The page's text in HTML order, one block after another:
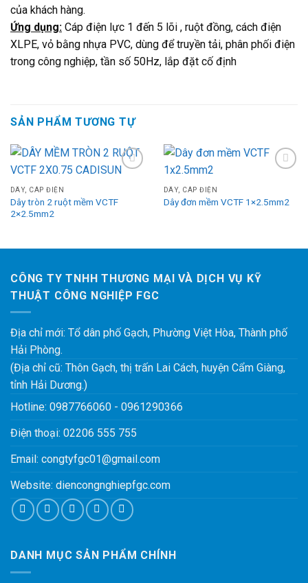
của khách hàng.
Ứng dụng: Cáp điện lực 1 đến 5 lõi , ruột đồng, cách điện
XLPE, vỏ bằng nhựa PVC, dùng để truyền tải, phân phối điện
trong công nghiệp, tần số 50Hz, lắp đặt cố định
SẢN PHẨM TƯƠNG TỰ
wishlist
DÂY, CÁP ĐIỆN
Dây tròn 2 ruột mềm VCTF
2×2.5mm2
wishlist
DÂY, CÁP ĐIỆN
Dây đơn mềm VCTF 1×2.5mm2
CÔNG TY TNHH THƯƠNG MẠI VÀ DỊCH VỤ KỸ
THUẬT CÔNG NGHIỆP FGC
Địa chỉ mới: Tổ dân phố Gạch, Phường Việt Hòa, Thành phố
Hải Phòng.
(Địa chỉ cũ: Thôn Gạch, thị trấn Lai Cách, huyện Cẩm Giàng,
tỉnh Hải Dương.)
Hotline: 0987766060 - 0961290366
Điện thoại: 02206 555 755
Email: congtyfgc01@gmail.com
Website: diencongnghiepfgc.com
DANH MỤC SẢN PHẨM CHÍNH